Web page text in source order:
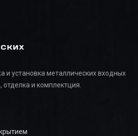
и установка металлических входных
и комплектция.